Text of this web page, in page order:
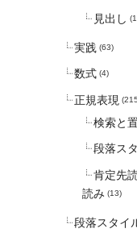
見出し
実践 (63)
数式 (4)
正規表現
検索と
段落ス
肯定先
読み (13)
段落スタイ